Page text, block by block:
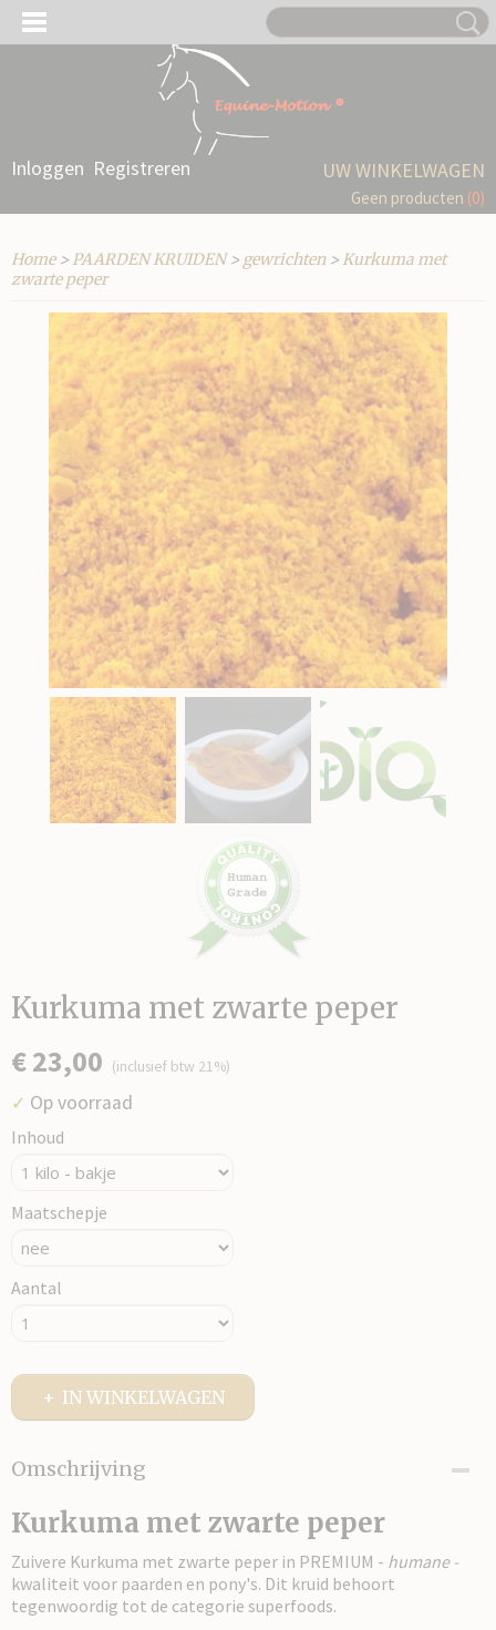
Inloggen Registreren UW WINKELWAGEN
Geen producten (0)
Home> PAARDEN KRUIDEN> gewrichten> Kurkuma met
zwarte peper
Kurkuma met zwarte peper
€ 23,00 (inclusief btw 21%)
✓ Op voorraad
Inhoud
Maatschepje
Aantal
IN WINKELWAGEN
Omschrijving
Kurkuma met zwarte peper
Zuivere Kurkuma met zwarte peper in PREMIUM - humane -
kwaliteit voor paarden en pony's. Dit kruid behoort
tegenwoordig tot de categorie superfoods.